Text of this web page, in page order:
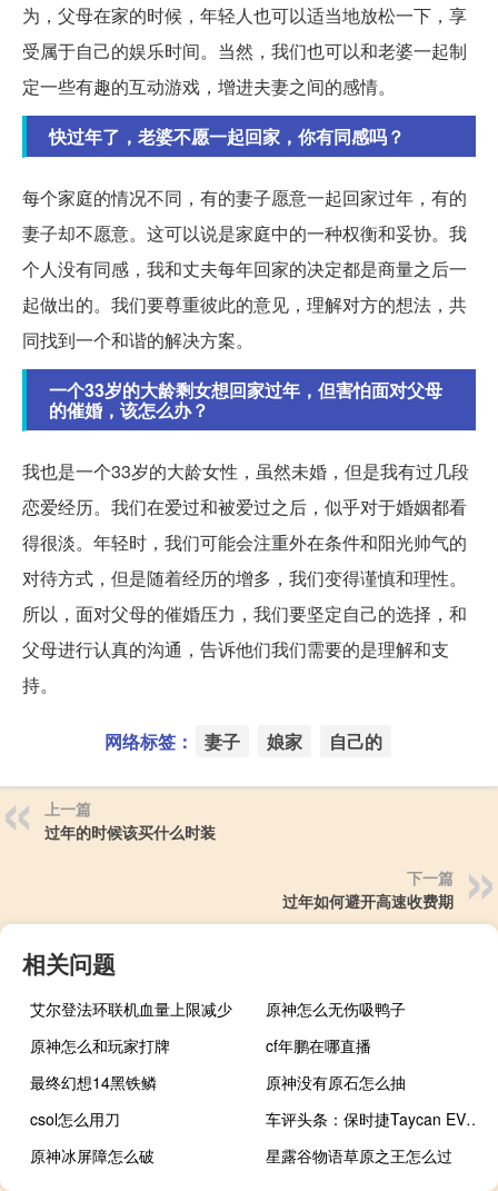
为，父母在家的时候，年轻人也可以适当地放松一下，享
受属于自己的娱乐时间。当然，我们也可以和老婆一起制
定一些有趣的互动游戏，增进夫妻之间的感情。
快过年了，老婆不愿一起回家，你有同感吗？
每个家庭的情况不同，有的妻子愿意一起回家过年，有的
妻子却不愿意。这可以说是家庭中的一种权衡和妥协。我
个人没有同感，我和丈夫每年回家的决定都是商量之后一
起做出的。我们要尊重彼此的意见，理解对方的想法，共
同找到一个和谐的解决方案。
一个33岁的大龄剩女想回家过年，但害怕面对父母
的催婚，该怎么办？
我也是一个33岁的大龄女性，虽然未婚，但是我有过几段
恋爱经历。我们在爱过和被爱过之后，似乎对于婚姻都看
得很淡。年轻时，我们可能会注重外在条件和阳光帅气的
对待方式，但是随着经历的增多，我们变得谨慎和理性。
所以，面对父母的催婚压力，我们要坚定自己的选择，和
父母进行认真的沟通，告诉他们我们需要的是理解和支
持。
网络标签： 妻子 娘家 自己的
上一篇
过年的时候该买什么时装
下一篇
过年如何避开高速收费期
相关问题
艾尔登法环联机血量上限减少
原神怎么无伤吸鸭子
原神怎么和玩家打牌
cf年鹏在哪直播
最终幻想14黑铁鳞
原神没有原石怎么抽
csol怎么用刀
车评头条：保时捷Taycan EV创造了我们不知道的速度记录
原神冰屏障怎么破
星露谷物语草原之王怎么过